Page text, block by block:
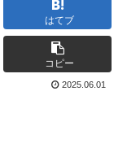
はてブ
コピー
2025.06.01